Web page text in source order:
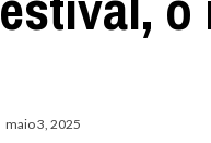
maio 3, 2025